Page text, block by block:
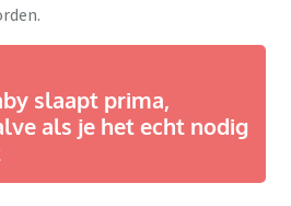
slaapt prima,
als je het echt nodig